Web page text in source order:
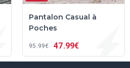
Pantalon Casual à
Poches
95 99€ 47 99€